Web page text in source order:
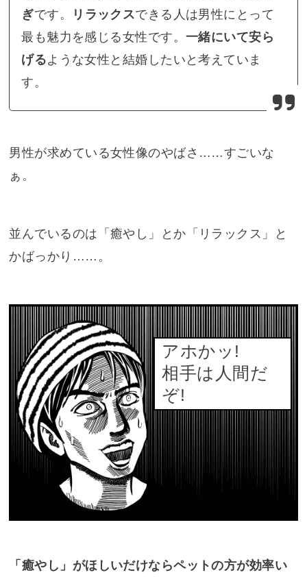
ぎです。 リラックスできる人は男性にとって
最も魅力を感じる女性です。一緒にいて安ら
げるような女性と結婚したいと考えていま
す。
男性が求めている女性像のやばさ……すごいな
ぁ。
並んでいるのは「癒やし」とか「リラックス」と
かばっかり……。
アホかッ!
相手は人間だ
ぞ!
「癒やし」がほしいだけならペットの方が効率い